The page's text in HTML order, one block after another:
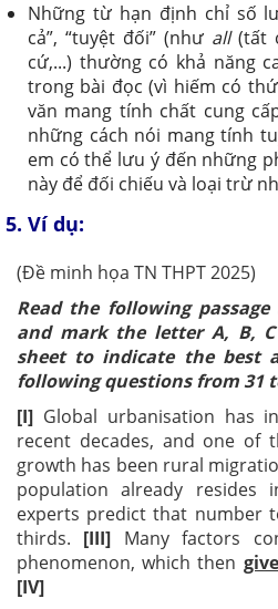
Những từ hạn định chỉ số
cả”, “tuyệt đối” (như all(tất
cứ,...) thường có khả năng
trong bài đọc (vì hiếm có
văn mang tính chất cung
những cách nói mang tính
em có thể lưu ý đến những
này để đối chiếu và loại trừ
5. Ví dụ:
(Đề minh họa TN THPT 2025)
Read the following
and mark the letter A, B,
sheet to indicate the best
following questions from 31
[I] Global urbanisation has
recent decades, and one of
growth has been rural
population already resides
experts predict that number
thirds. [III] Many factors
phenomenon, which then
[IV]